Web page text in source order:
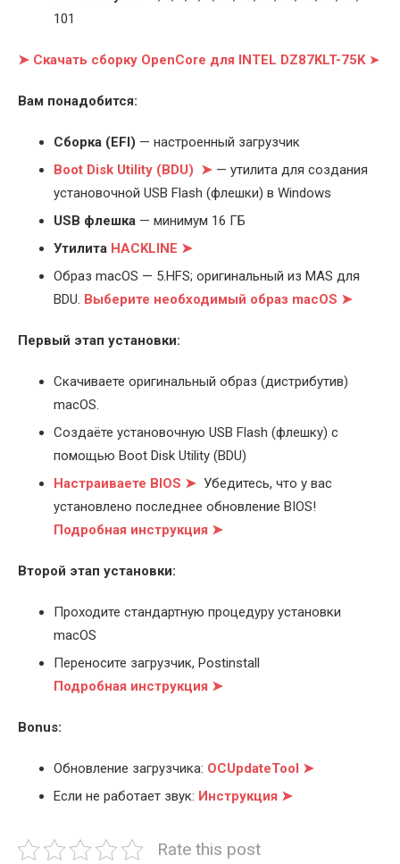
101
➤ Скачать сборку OpenCore для INTEL DZ87KLT-75K ➤
Вам понадобится:
Cборка (EFI) — настроенный загрузчик
Boot Disk Utility (BDU) ➤ — утилита для создания
установочной USB Flash (флешки) в Windows
USB флешка — минимум 16 ГБ
Утилита HACKLINE ➤
Образ macOS — 5.HFS; оригинальный из MAS для
BDU. Выберите необходимый образ macOS ➤
Первый этап установки:
Скачиваете оригинальный образ (дистрибутив)
macOS.
Создаёте установочную USB Flash (флешку) с
помощью Boot Disk Utility (BDU)
Настраиваете BIOS ➤ Убедитесь, что у вас
установлено последнее обновление BIOS!
Подробная инструкция ➤
Второй этап установки:
Проходите стандартную процедуру установки
macOS
Переносите загрузчик, Postinstall
Подробная инструкция ➤
Bonus:
Обновление загрузчика: OCUpdateTool ➤
Если не работает звук: Инструкция ➤
Rate this post